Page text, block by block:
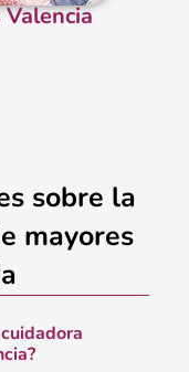
sobre la
mayores